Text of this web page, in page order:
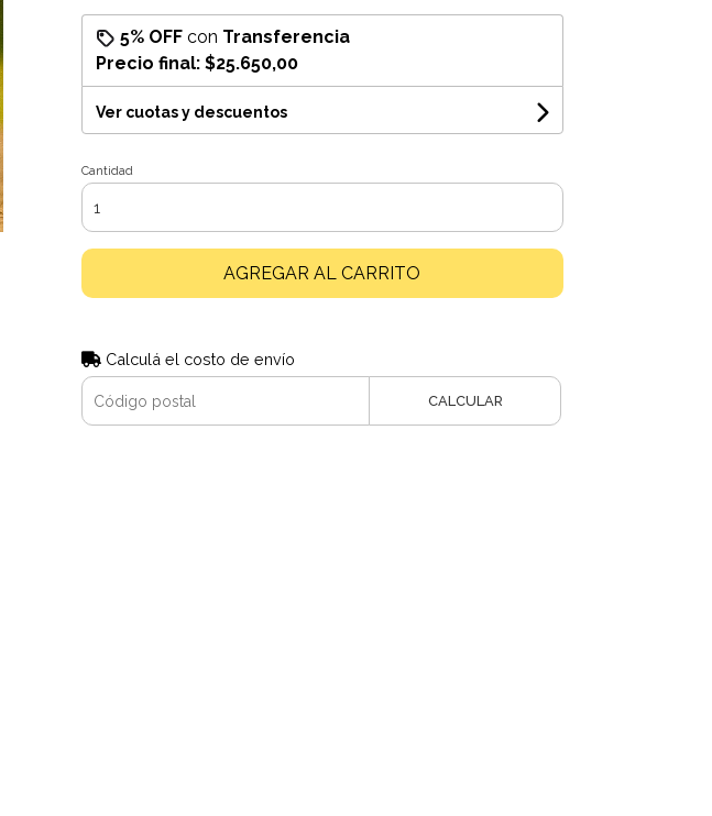
5% OFFcon Transferencia
Precio final: $25.650,00
Ver cuotas y descuentos
Cantidad
AGREGAR AL CARRITO
Calculá el costo de envío
CALCULAR